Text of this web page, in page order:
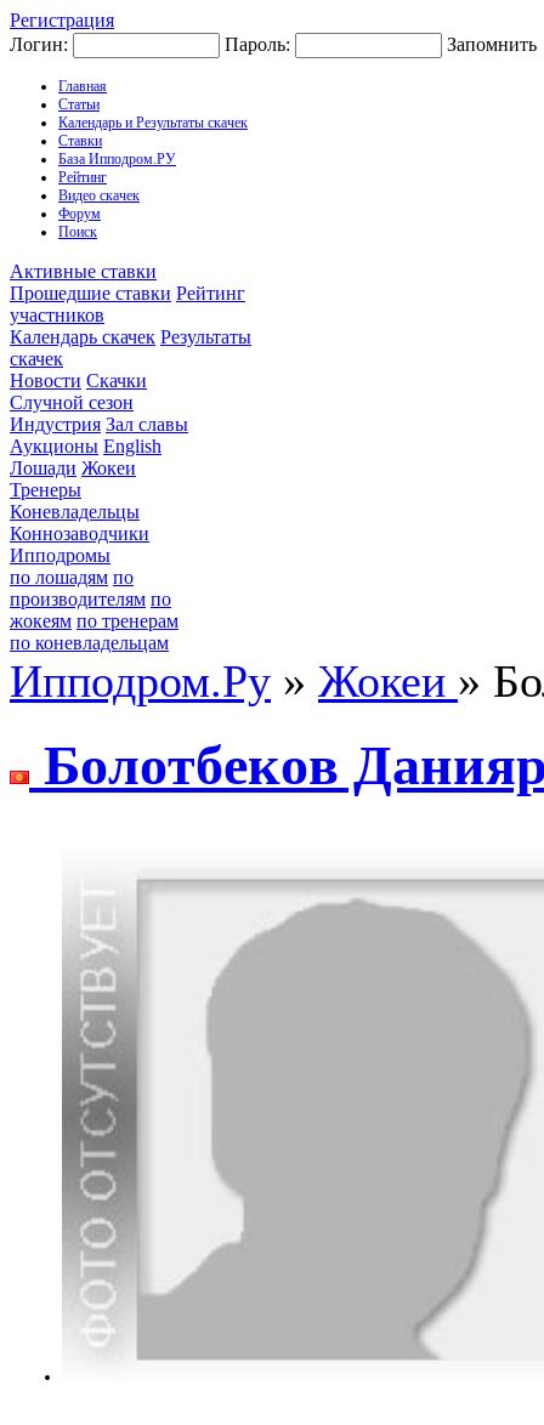
Регистрация
Логин:
Пароль: Запомнить
Главная
Статьи
Календарь и Результаты скачек
Ставки
База Ипподром.РУ
Рейтинг
Видео скачек
Форум
Поиск
Активные ставки
Прошедшие ставки Рейтинг
участников
Календарь скачек Результаты
скачек
Новости Скачки
Случной сезон
Индустрия Зал славы
Аукционы English
Лошади Жокеи
Тренеры
Коневладельцы
Коннозаводчики
Ипподромы
по лошадям по
производителям по
жокеям по тренерам
по коневладельцам
Ипподром.Ру » Жокеи »
Бoлoтбeкoв